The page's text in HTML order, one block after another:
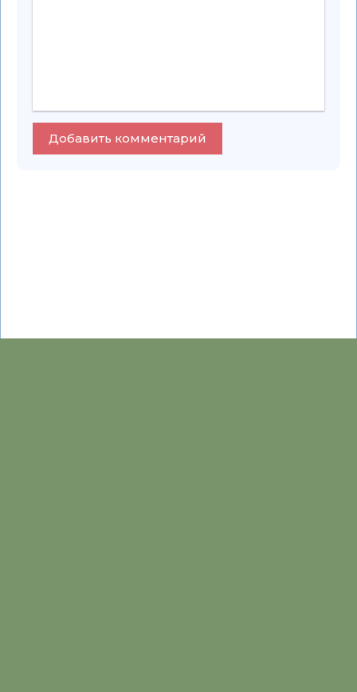
Добавить комментарий